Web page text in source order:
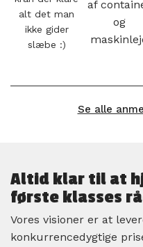
alt det man
ikke gider
slæbe :)
af
og
Se alle
Altid klar til at
første klasses
Vores visioner er at
konkurrencedygtige